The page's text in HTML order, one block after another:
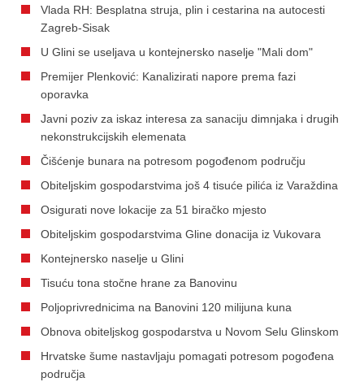
Vlada RH: Besplatna struja, plin i cestarina na autocesti
Zagreb-Sisak
U Glini se useljava u kontejnersko naselje "Mali dom"
Premijer Plenković: Kanalizirati napore prema fazi
oporavka
Javni poziv za iskaz interesa za sanaciju dimnjaka i drugih
nekonstrukcijskih elemenata
Čišćenje bunara na potresom pogođenom području
Obiteljskim gospodarstvima još 4 tisuće pilića iz Varaždina
Osigurati nove lokacije za 51 biračko mjesto
Obiteljskim gospodarstvima Gline donacija iz Vukovara
Kontejnersko naselje u Glini
Tisuću tona stočne hrane za Banovinu
Poljoprivrednicima na Banovini 120 milijuna kuna
Obnova obiteljskog gospodarstva u Novom Selu Glinskom
Hrvatske šume nastavljaju pomagati potresom pogođena
područja